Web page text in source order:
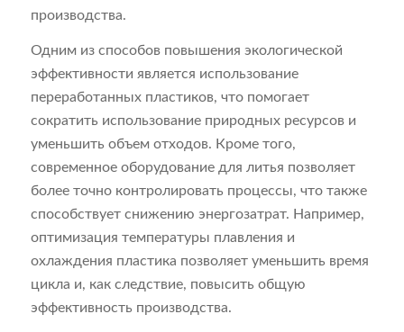
производства.
Одним из способов повышения экологической
эффективности является использование
переработанных пластиков, что помогает
сократить использование природных ресурсов и
уменьшить объем отходов. Кроме того,
современное оборудование для литья позволяет
более точно контролировать процессы, что также
способствует снижению энергозатрат. Например,
оптимизация температуры плавления и
охлаждения пластика позволяет уменьшить время
цикла и, как следствие, повысить общую
эффективность производства.